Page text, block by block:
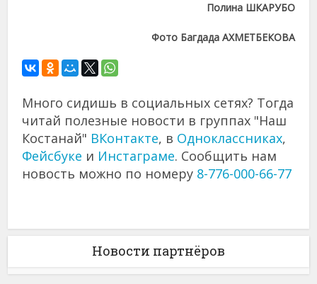
Полина ШКАРУБО
Фото Багдада АХМЕТБЕКОВА
Много сидишь в социальных сетях? Тогда
читай полезные новости в группах "Наш
Костанай" ВКонтакте, в Одноклассниках,
Фейсбуке и Инстаграме. Сообщить нам
новость можно по номеру 8-776-000-66-77
Новости партнёров